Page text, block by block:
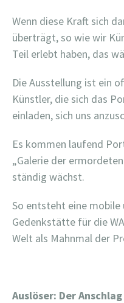
Wenn diese Kraft sich
überträgt, so wie wir
Teil erlebt haben, das
Die Ausstellung ist ein
Künstler, die sich das
einladen, sich uns
Es kommen laufend
„Galerie der
ständig wächst.
So entsteht eine mobile
Gedenkstätte für die
Welt als Mahnmal der
Auslöser: Der